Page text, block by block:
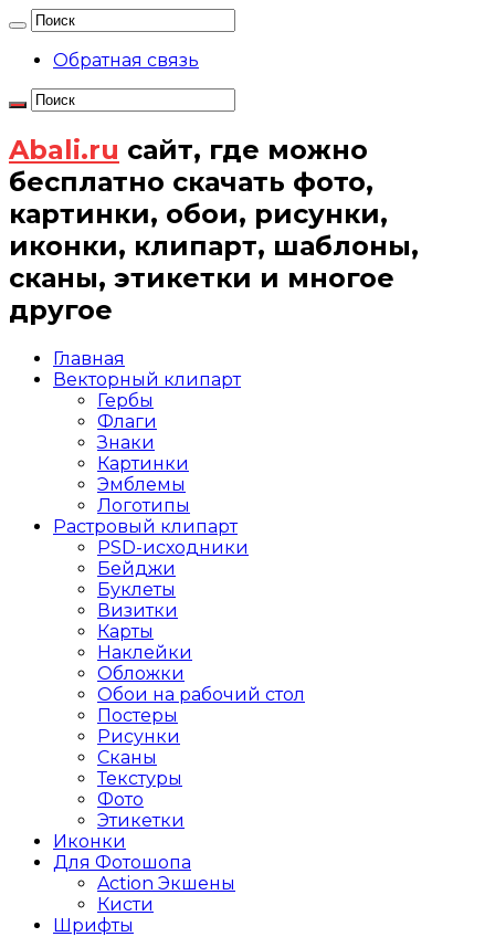
Обратная связь
Abali.ru сайт, где можно
бесплатно скачать фото,
картинки, обои, рисунки,
иконки, клипарт, шаблоны,
сканы, этикетки и многое
другое
Главная
Векторный клипарт
Гербы
Флаги
Знаки
Картинки
Эмблемы
Логотипы
Растровый клипарт
PSD-исходники
Бейджи
Буклеты
Визитки
Карты
Наклейки
Обложки
Обои на рабочий стол
Постеры
Рисунки
Сканы
Текстуры
Фото
Этикетки
Иконки
Для Фотошопа
Action Экшены
Кисти
Шрифты